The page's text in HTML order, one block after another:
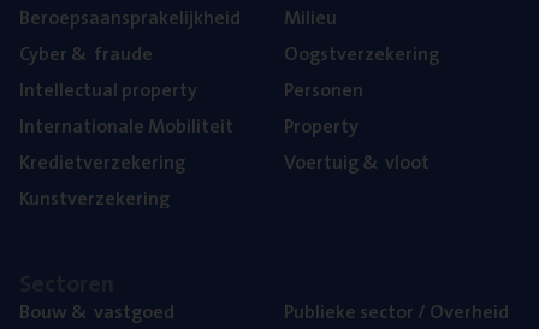
Beroeps­aan­spra­ke­lijk­heid
Cyber& fraude
Intel­lec­tu­al property
Inter­na­ti­o­na­le Mobiliteit
Kre­diet­ver­ze­ke­ring
Kunst­ver­ze­ke­ring
Mili­eu
Oogst­ver­ze­ke­ring
Per­so­nen
Pro­per­ty
Voer­tuig& vloot
Bouw& vastgoed
Publie­ke sec­tor / Overheid